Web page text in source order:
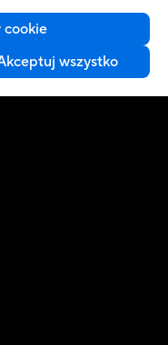
cookie
wszystko